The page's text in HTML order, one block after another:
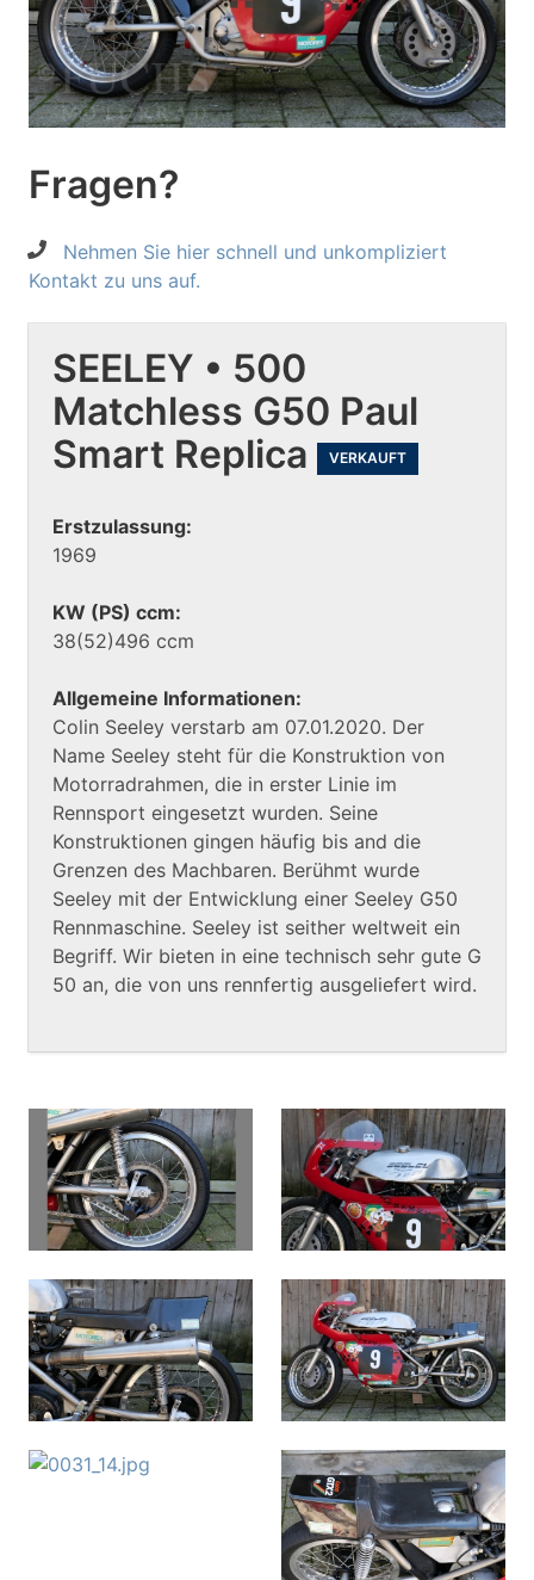
Fragen?
Nehmen Sie hier schnell und unkompliziert
Kontakt zu uns auf.
SEELEY • 500
Matchless G50 Paul
Smart Replica
VERKAUFT
Erstzulassung:
1969
KW (PS) ccm:
38(52)496 ccm
Allgemeine Informationen:
Colin Seeley verstarb am 07.01.2020. Der
Name Seeley steht für die Konstruktion von
Motorradrahmen, die in erster Linie im
Rennsport eingesetzt wurden. Seine
Konstruktionen gingen häufig bis and die
Grenzen des Machbaren. Berühmt wurde
Seeley mit der Entwicklung einer Seeley G50
Rennmaschine. Seeley ist seither weltweit ein
Begriff. Wir bieten in eine technisch sehr gute G
50 an, die von uns rennfertig ausgeliefert wird.